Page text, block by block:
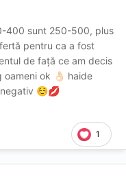
400 sunt 250-500, plus
pentru ca a fost
de față ce am decis
oameni ok 👌🏻 haide
☺️💋
1